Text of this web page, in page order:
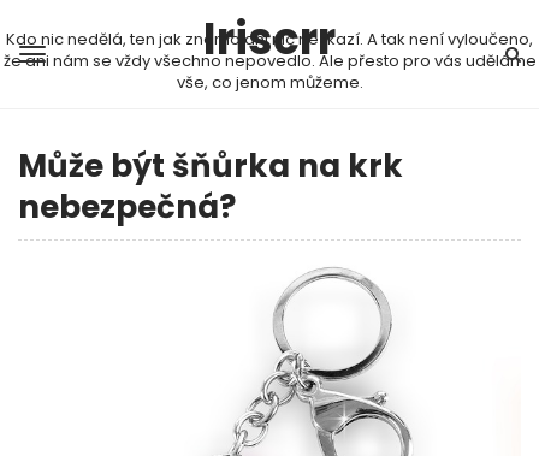
Iriscrr
Kdo nic nedělá, ten jak známo ani nic nezkazí. A tak není vyloučeno,
že ani nám se vždy všechno nepovedlo. Ale přesto pro vás uděláme
vše, co jenom můžeme.
Může být šňůrka na krk
nebezpečná?